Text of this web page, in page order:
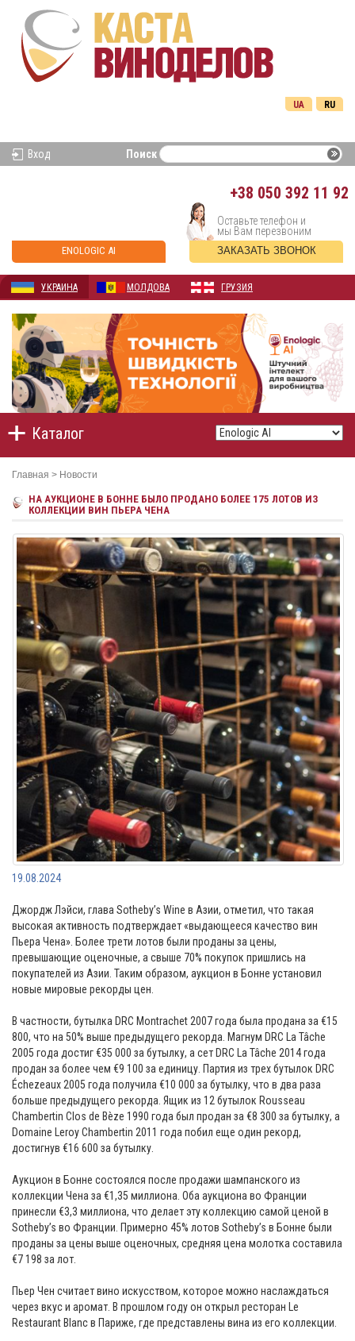
RU
UA
Вход Поиск
+38 050 392 11 92
ENOLOGIC AI
Оставьте телефон и
мы Вам перезвоним
ЗАКАЗАТЬ ЗВОНОК
УКРАИНА МОЛДОВА ГРУЗИЯ
Каталог
Главная > Новости
НА АУКЦИОНЕ В БОННЕ БЫЛО ПРОДАНО БОЛЕЕ 175 ЛОТОВ ИЗ
КОЛЛЕКЦИИ ВИН ПЬЕРА ЧЕНА
19.08.2024
Джордж Лэйси, глава Sotheby’s Wine в Азии, отметил, что такая
высокая активность подтверждает «выдающееся качество вин
Пьера Чена». Более трети лотов были проданы за цены,
превышающие оценочные, а свыше 70% покупок пришлись на
покупателей из Азии. Таким образом, аукцион в Бонне установил
новые мировые рекорды цен.
В частности, бутылка DRC Montrachet 2007 года была продана за €15
800, что на 50% выше предыдущего рекорда. Магнум DRC La Tâche
2005 года достиг €35 000 за бутылку, а сет DRC La Tâche 2014 года
продан за более чем €9 100 за единицу. Партия из трех бутылок DRC
Échezeaux 2005 года получила €10 000 за бутылку, что в два раза
больше предыдущего рекорда. Ящик из 12 бутылок Rousseau
Chambertin Clos de Bèze 1990 года был продан за €8 300 за бутылку, а
Domaine Leroy Chambertin 2011 года побил еще один рекорд,
достигнув €16 600 за бутылку.
Аукцион в Бонне состоялся после продажи шампанского из
коллекции Чена за €1,35 миллиона. Оба аукциона во Франции
принесли €3,3 миллиона, что делает эту коллекцию самой ценой в
Sotheby’s во Франции. Примерно 45% лотов Sotheby’s в Бонне были
проданы за цены выше оценочных, средняя цена молотка составила
€7 198 за лот.
Пьер Чен считает вино искусством, которое можно наслаждаться
через вкус и аромат. В прошлом году он открыл ресторан Le
Restaurant Blanc в Париже, где представлены вина из его коллекции.